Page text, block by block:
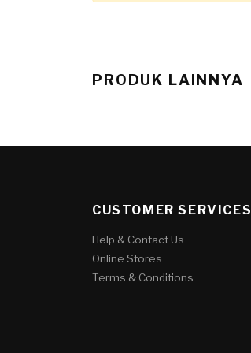
PRODUK LAINNYA
CUSTOMER SERVICES
Help & Contact Us
Online Stores
Terms & Conditions